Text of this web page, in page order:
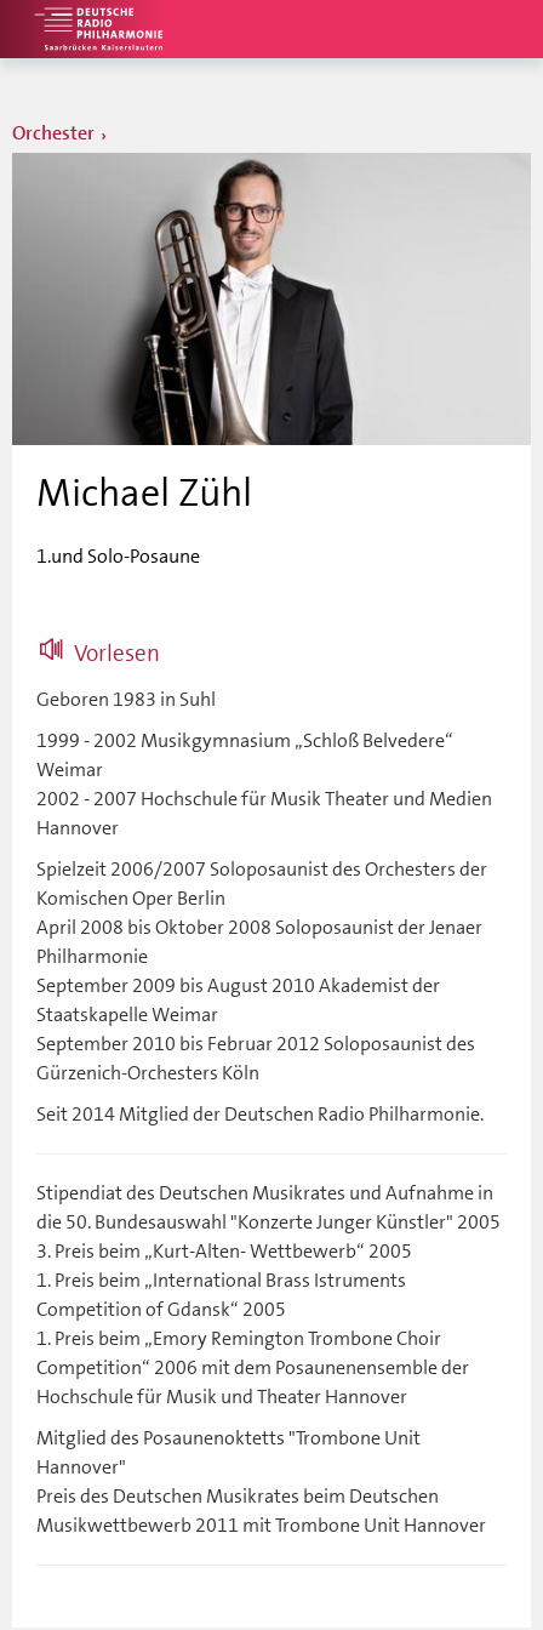
Orchester
Michael Zühl
1.und Solo-Posaune
Vorlesen
Geboren 1983 in Suhl
1999 - 2002 Musikgymnasium „Schloß Belvedere“
Weimar
2002 - 2007 Hochschule für Musik Theater und Medien
Hannover
Spielzeit 2006/2007 Soloposaunist des Orchesters der
Komischen Oper Berlin
April 2008 bis Oktober 2008 Soloposaunist der Jenaer
Philharmonie
September 2009 bis August 2010 Akademist der
Staatskapelle Weimar
September 2010 bis Februar 2012 Soloposaunist des
Gürzenich-Orchesters Köln
Seit 2014 Mitglied der Deutschen Radio Philharmonie.
Stipendiat des Deutschen Musikrates und Aufnahme in
die 50. Bundesauswahl "Konzerte Junger Künstler" 2005
3. Preis beim „Kurt-Alten- Wettbewerb“ 2005
1. Preis beim „International Brass Istruments
Competition of Gdansk“ 2005
1. Preis beim „Emory Remington Trombone Choir
Competition“ 2006 mit dem Posaunenensemble der
Hochschule für Musik und Theater Hannover
Mitglied des Posaunenoktetts "Trombone Unit
Hannover"
Preis des Deutschen Musikrates beim Deutschen
Musikwettbewerb 2011 mit Trombone Unit Hannover